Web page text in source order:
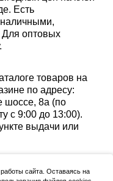
Есть
наличными,
Для оптовых
товаров на
по адресу:
шоссе, 8а (по
с 9:00 до 13:00).
выдачи или
сайта. Оставаясь на